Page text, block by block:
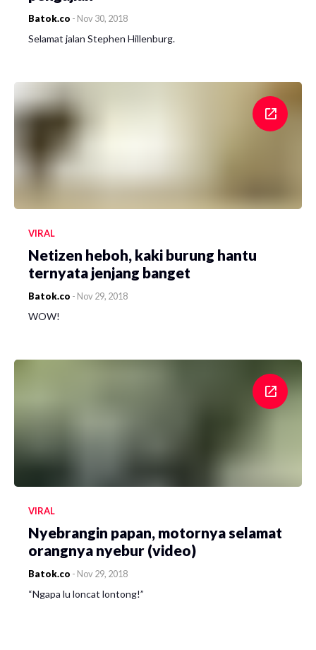
Batok.co - Nov 30, 2018
Selamat jalan Stephen Hillenburg.
VIRAL
Netizen heboh, kaki burung hantu
ternyata jenjang banget
Batok.co - Nov 29, 2018
WOW!
VIRAL
Nyebrangin papan, motornya selamat
orangnya nyebur (video)
Batok.co - Nov 29, 2018
“Ngapa lu loncat lontong!”